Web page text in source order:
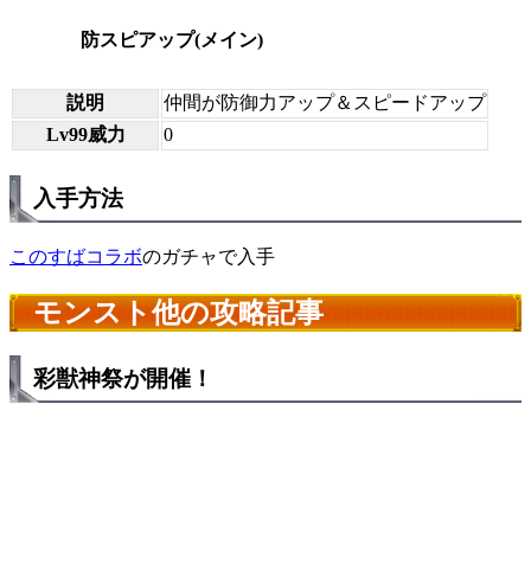
防スピアップ(メイン)
説明
仲間が防御力アップ＆スピードアップ
Lv99威力
0
入手方法
このすばコラボのガチャで入手
モンスト他の攻略記事
彩獣神祭が開催！